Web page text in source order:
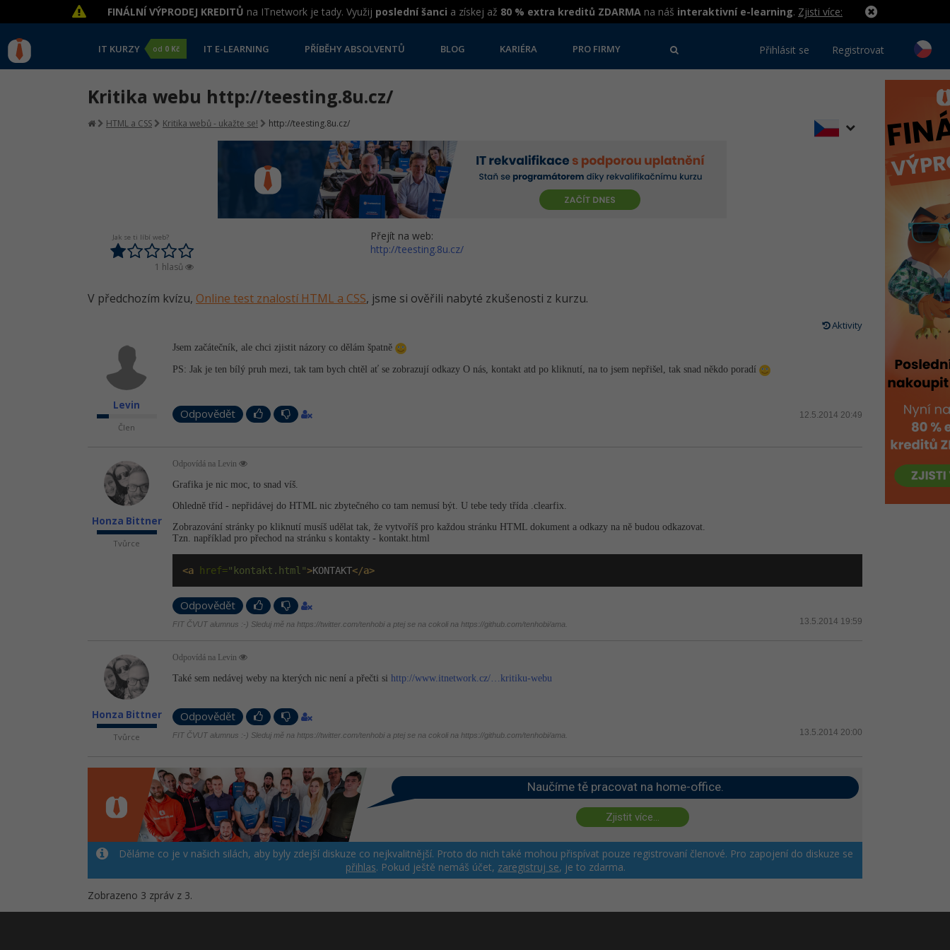
FINÁLNÍ VÝPRODEJ KREDITŮ na ITnetwork je tady. Využij poslední šanci a získej až 80 % extra kreditů ZDARMA na náš interaktivní e-learning. Zjisti více:
IT KURZY od 0 Kč IT E-LEARNING PŘÍBĚHY ABSOLVENTŮ BLOG KARIÉRA PRO FIRMY Přihlásit se Registrovat
Kritika webu http://teesting.8u.cz/
HTML a CSS Kritika webů - ukažte se! http://teesting.8u.cz/
Jak se ti líbí web?
1 hlasů
Přejít na web:
http://teesting.8u.cz/
V předchozím kvízu, Online test znalostí HTML a CSS, jsme si ověřili nabyté zkušenosti z kurzu.
Aktivity
Levin
Člen
Jsem začátečník, ale chci zjistit názory co dělám špatně
PS: Jak je ten bílý pruh mezi, tak tam bych chtěl ať se zobrazují odkazy O nás, kontakt atd po kliknutí, na to jsem nepřišel, tak snad někdo poradí
Odpovědět 12.5.2014 20:49
Honza Bittner
Tvůrce
Odpovídá na Levin
Grafika je nic moc, to snad víš.
Ohledně tříd - nepřidávej do HTML nic zbytečného co tam nemusí být. U tebe tedy třída .clearfix.
Zobrazování stránky po kliknutí musíš udělat tak, že vytvoříš pro každou stránku HTML dokument a odkazy na ně budou odkazovat.
Tzn. například pro přechod na stránku s kontakty - kontakt.html
<a href="kontakt.html">KONTAKT</a>
Odpovědět
13.5.2014 19:59
FIT ČVUT alumnus :-) Sleduj mě na https://twitter.com/tenhobi a ptej se na cokoli na https://github.com/tenhobi/ama.
Honza Bittner
Tvůrce
Odpovídá na Levin
Také sem nedávej weby na kterých nic není a přečti si http://www.itnetwork.cz/…kritiku-webu
Odpovědět
13.5.2014 20:00
FIT ČVUT alumnus :-) Sleduj mě na https://twitter.com/tenhobi a ptej se na cokoli na https://github.com/tenhobi/ama.
Naučíme tě pracovat na home-office.
Zjistit více...
Děláme co je v našich silách, aby byly zdejší diskuze co nejkvalitnější. Proto do nich také mohou přispívat pouze registrovaní členové. Pro zapojení do diskuze se
přihlas. Pokud ještě nemáš účet, zaregistruj se, je to zdarma.
Zobrazeno 3 zpráv z 3.